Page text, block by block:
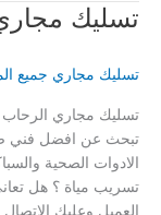
تسليك
تسليك مجاري جميع
تسليك مجاري
تبحث عن افضل فني
الادوات الصحية
تسريب مياة ؟ هل
العميل وعليك